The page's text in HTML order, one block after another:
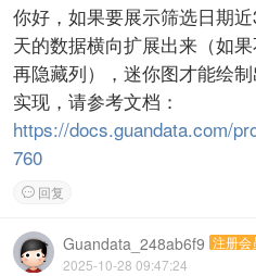
你好，如果要展示筛选日期
天的数据横向扩展出来（如
再隐藏列），迷你图才能绘
实现，请参考文档：
https://docs.guandata.com/
760
 回复
Guandata_248ab6f9 注册会
2025-10-28 09:47:24